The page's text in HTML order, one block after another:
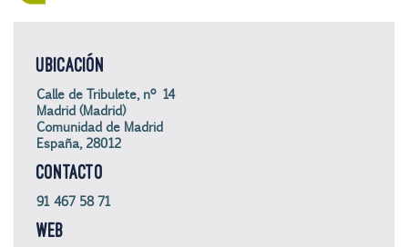
UBICACIÓN
Calle de Tribulete, nº 14
Madrid (Madrid)
Comunidad de Madrid
España, 28012
CONTACTO
91 467 58 71
WEB